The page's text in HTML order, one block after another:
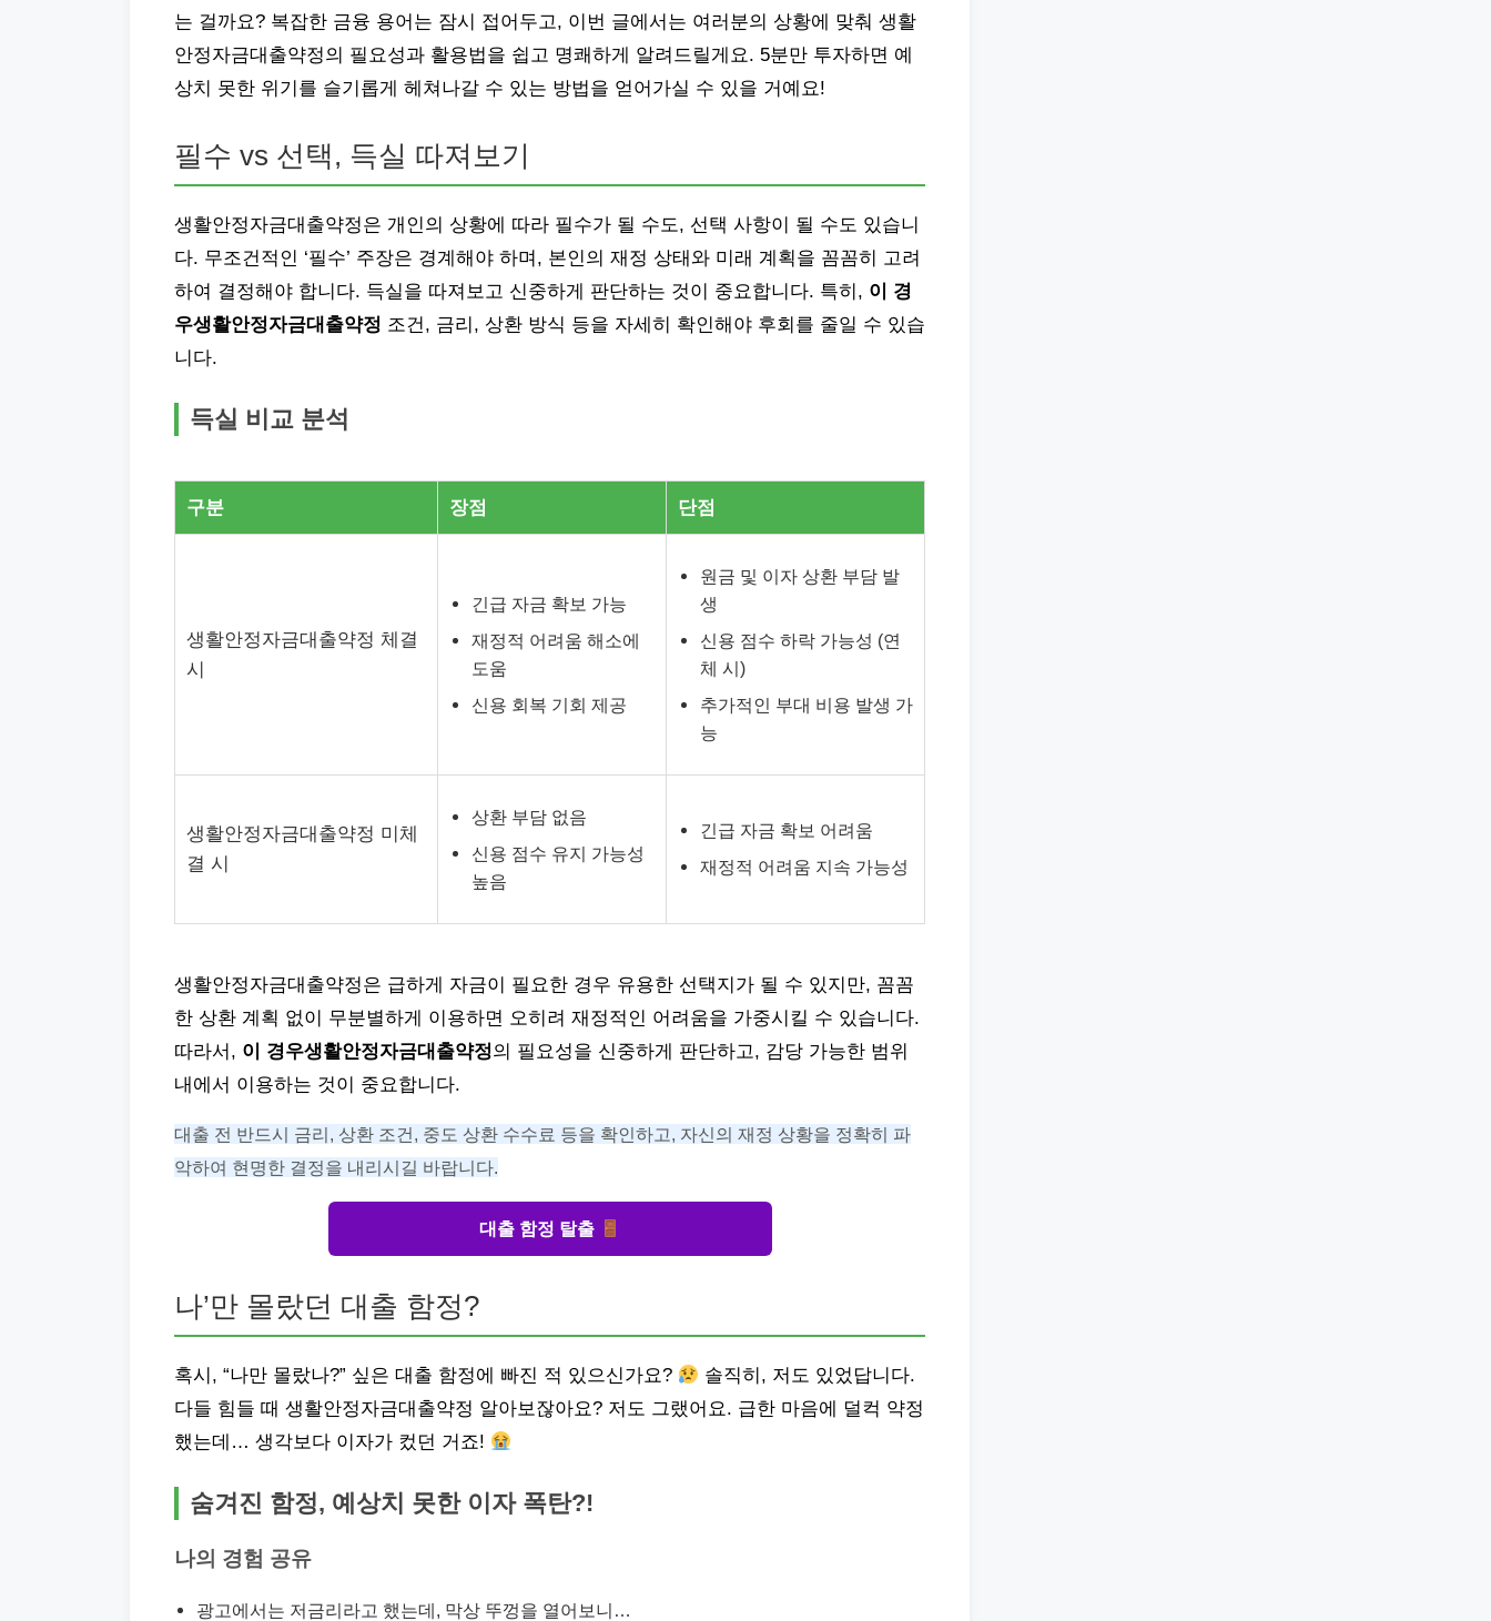
는 걸까요? 복잡한 금융 용어는 잠시 접어두고, 이번 글에서는 여러분의 상황에 맞춰 생활
안정자금대출약정의 필요성과 활용법을 쉽고 명쾌하게 알려드릴게요. 5분만 투자하면 예
상치 못한 위기를 슬기롭게 헤쳐나갈 수 있는 방법을 얻어가실 수 있을 거예요!
필수 vs 선택, 득실 따져보기
생활안정자금대출약정은 개인의 상황에 따라 필수가 될 수도, 선택 사항이 될 수도 있습니
다. 무조건적인 ‘필수’ 주장은 경계해야 하며, 본인의 재정 상태와 미래 계획을 꼼꼼히 고려
하여 결정해야 합니다. 득실을 따져보고 신중하게 판단하는 것이 중요합니다. 특히, 이 경
우생활안정자금대출약정 조건, 금리, 상환 방식 등을 자세히 확인해야 후회를 줄일 수 있습
니다.
득실 비교 분석
구분 장점 단점
생활안정자금대출약정 체결
시
긴급 자금 확보 가능
재정적 어려움 해소에
도움
신용 회복 기회 제공
원금 및 이자 상환 부담 발
생
신용 점수 하락 가능성 (연
체 시)
추가적인 부대 비용 발생 가
능
생활안정자금대출약정 미체
결 시
상환 부담 없음
신용 점수 유지 가능성
높음
긴급 자금 확보 어려움
재정적 어려움 지속 가능성
생활안정자금대출약정은 급하게 자금이 필요한 경우 유용한 선택지가 될 수 있지만, 꼼꼼
한 상환 계획 없이 무분별하게 이용하면 오히려 재정적인 어려움을 가중시킬 수 있습니다.
따라서, 이 경우생활안정자금대출약정의 필요성을 신중하게 판단하고, 감당 가능한 범위
내에서 이용하는 것이 중요합니다.
대출 전 반드시 금리, 상환 조건, 중도 상환 수수료 등을 확인하고, 자신의 재정 상황을 정확히 파
악하여 현명한 결정을 내리시길 바랍니다.
대출 함정 탈출
나’만 몰랐던 대출 함정?
혹시, “나만 몰랐나?” 싶은 대출 함정에 빠진 적 있으신가요?
솔직히, 저도 있었답니다.
다들 힘들 때 생활안정자금대출약정 알아보잖아요? 저도 그랬어요. 급한 마음에 덜컥 약정
했는데… 생각보다 이자가 컸던 거죠!
숨겨진 함정, 예상치 못한 이자 폭탄?!
나의 경험 공유
광고에서는 저금리라고 했는데, 막상 뚜껑을 열어보니…